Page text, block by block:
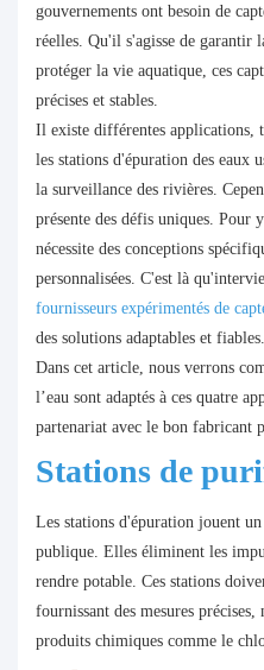
gouvernements ont besoin de
réelles. Qu'il s'agisse de garantir
protéger la vie aquatique, ces
précises et stables.
Il existe différentes applications,
les stations d'épuration des eaux
la surveillance des rivières.
présente des défis uniques. Pour
nécessite des conceptions
personnalisées. C'est là
fournisseurs expérimentés de
des solutions adaptables et fiables.
Dans cet article, nous verrons
l’eau sont adaptés à ces quatre
partenariat avec le bon fabricant
Stations de
Les stations d'épuration jouent
publique. Elles éliminent les
rendre potable. Ces stations
fournissant des mesures
produits chimiques comme le